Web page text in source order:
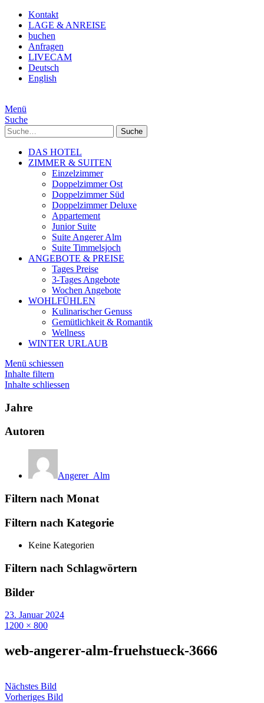
Kontakt
LAGE & ANREISE
buchen
Anfragen
LIVECAM
Deutsch
English
Menü
Suche
Suche
DAS HOTEL
ZIMMER & SUITEN
Einzelzimmer
Doppelzimmer Ost
Doppelzimmer Süd
Doppelzimmer Deluxe
Appartement
Junior Suite
Suite Angerer Alm
Suite Timmelsjoch
ANGEBOTE & PREISE
Tages Preise
3-Tages Angebote
Wochen Angebote
WOHLFÜHLEN
Kulinarischer Genuss
Gemütlichkeit & Romantik
Wellness
WINTER URLAUB
Menü schiessen
Inhalte filtern
Inhalte schliessen
Jahre
Autoren
Angerer_Alm
Filtern nach Monat
Filtern nach Kategorie
Keine Kategorien
Filtern nach Schlagwörtern
Bilder
23. Januar 2024
1200 × 800
web-angerer-alm-fruehstueck-3666
Nächstes Bild
Vorheriges Bild